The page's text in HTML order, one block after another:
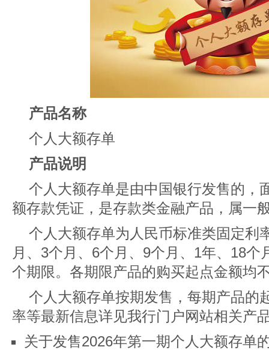
产品名称
个人大额存单
产品说明
个人大额存单是由中国银行发售的，
额存款凭证，是存款类金融产品，属一
个人大额存单为人民币标准类固定利
月、3个月、6个月、9个月、1年、18个
个期限。各期限产品的购买起点金额均
个人大额存单按期发售，每期产品的
率等最新信息详见我行门户网站相关产
关于发售2026年第一期个人大额存单